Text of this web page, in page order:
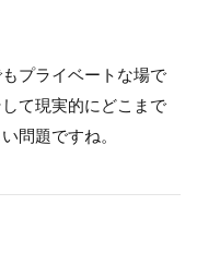
プライベートな場で
て現実的にどこまで
問題ですね。